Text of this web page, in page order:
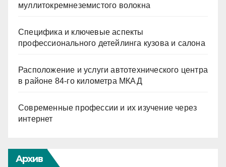
муллитокремнеземистого волокна
Специфика и ключевые аспекты
профессионального детейлинга кузова и салона
Расположение и услуги автотехнического центра
в районе 84-го километра МКАД
Современные профессии и их изучение через
интернет
Архив